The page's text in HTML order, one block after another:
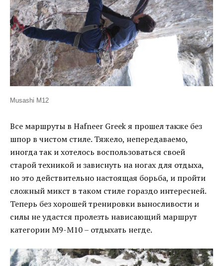
Musashi M12
Все маршруты в Hafneer Greek я прошел также без
шпор в чистом стиле. Тяжело, непередаваемо,
иногда так и хотелось воспользоваться своей
старой техникой и зависнуть на ногах для отдыха,
но это действительно настоящая борьба, и пройти
сложный микст в таком стиле гораздо интересней.
Теперь без хорошей тренировки выносливости и
силы не удастся пролезть нависающий маршрут
категории М9-М10 – отдыхать негде.